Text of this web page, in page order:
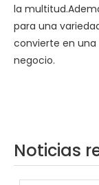
la
para una
convierte en
negocio.
Noticias